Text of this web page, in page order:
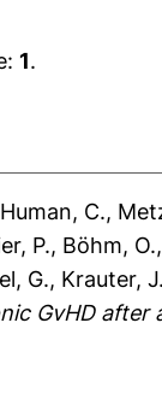
1.
Human, C.,
P., Böhm, O.
G., Krauter, J.
GvHD after